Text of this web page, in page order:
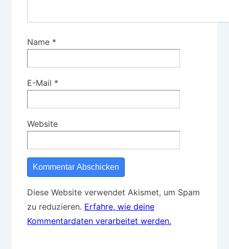
Name *
E-Mail *
Website
Diese Website verwendet Akismet, um Spam
zu reduzieren. Erfahre, wie deine
Kommentardaten verarbeitet werden.